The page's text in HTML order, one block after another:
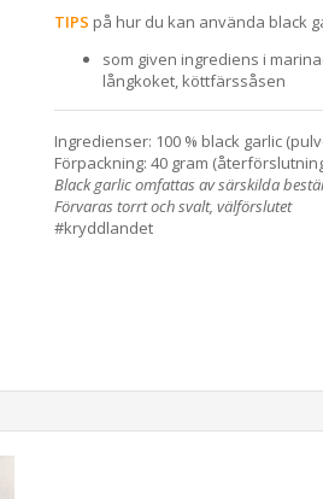
TIPS på hur du kan använda black
som given ingrediens i
långkoket, köttfärssåsen
Ingredienser: 100 % black garlic
Förpackning: 40 gram
Black garlic omfattas av särskilda
Förvaras torrt och svalt, välförslutet
#kryddlandet